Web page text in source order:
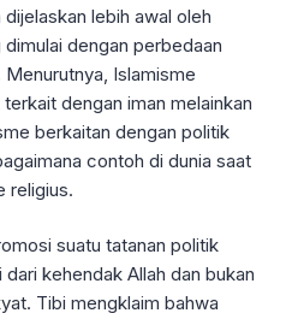
lebih awal oleh
dengan perbedaan
Islamisme
dengan iman melainkan
berkaitan dengan politik
contoh di dunia saat
religius.
suatu tatanan politik
kehendak Allah dan bukan
Tibi mengklaim bahwa